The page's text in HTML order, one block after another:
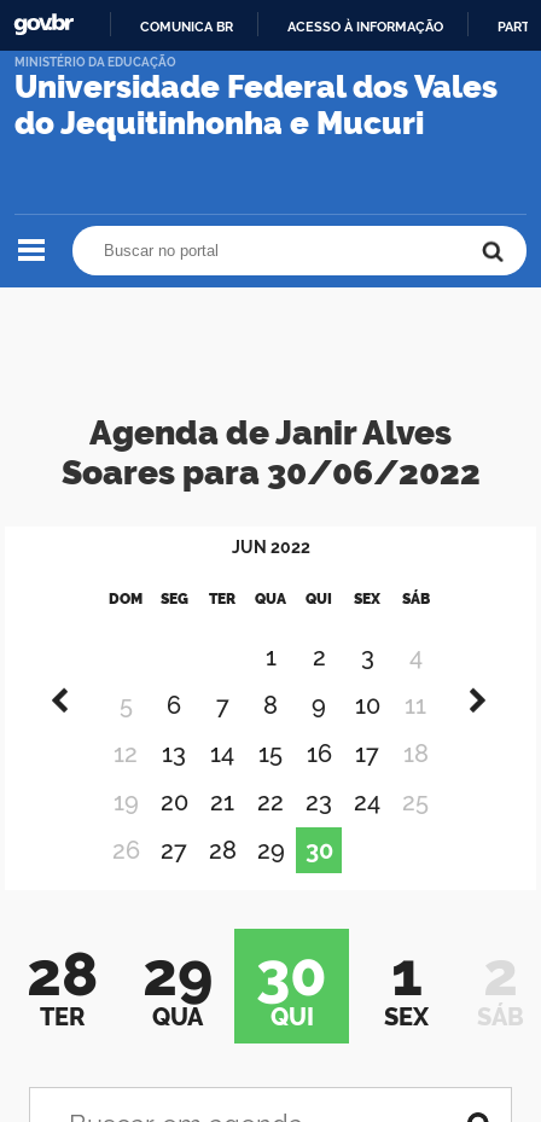
PARA
CONTEÚDO
COMUNICA BR ACESSO À INFORMAÇÃO
Universidade Federal dos Vales
do Jequitinhonha e Mucuri
MINISTÉRIO DA EDUCAÇÃO
Agenda de Janir Alves
Soares para 30/06/2022
JUN 2022
DOM SEG TER QUA QUI SEX SÁB
1 2 3
4
5
6 7 8 9 10
11
12
13 14 15 16 17
18
19
20 21 22 23 24
25
26
27 28 29 30
28
TER
29
QUA
30
QUI
1
SEX
2
SÁB